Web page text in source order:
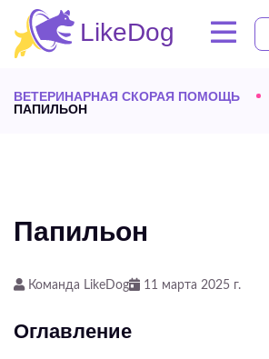
ВЕТЕРИНАРНАЯ СКОРАЯ ПОМОЩЬ
ПАПИЛЬОН
Папильон
Команда LikeDog 11 марта 2025 г.
Оглавление